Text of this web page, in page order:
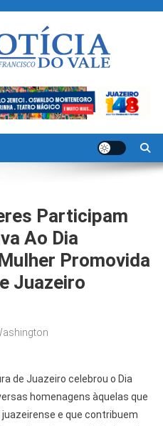
Participam
Ao Dia
Promovida
Juazeiro
de Juazeiro celebrou o Dia
homenagens àquelas que
e que contribuem